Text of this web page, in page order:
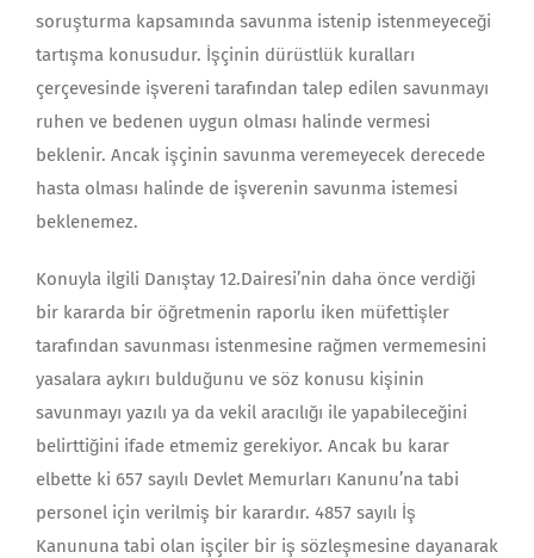
soruşturma kapsamında savunma istenip istenmeyeceği
tartışma konusudur. İşçinin dürüstlük kuralları
çerçevesinde işvereni tarafından talep edilen savunmayı
ruhen ve bedenen uygun olması halinde vermesi
beklenir. Ancak işçinin savunma veremeyecek derecede
hasta olması halinde de işverenin savunma istemesi
beklenemez.
Konuyla ilgili Danıştay 12.Dairesi’nin daha önce verdiği
bir kararda bir öğretmenin raporlu iken müfettişler
tarafından savunması istenmesine rağmen vermemesini
yasalara aykırı bulduğunu ve söz konusu kişinin
savunmayı yazılı ya da vekil aracılığı ile yapabileceğini
belirttiğini ifade etmemiz gerekiyor. Ancak bu karar
elbette ki 657 sayılı Devlet Memurları Kanunu’na tabi
personel için verilmiş bir karardır. 4857 sayılı İş
Kanununa tabi olan işçiler bir iş sözleşmesine dayanarak